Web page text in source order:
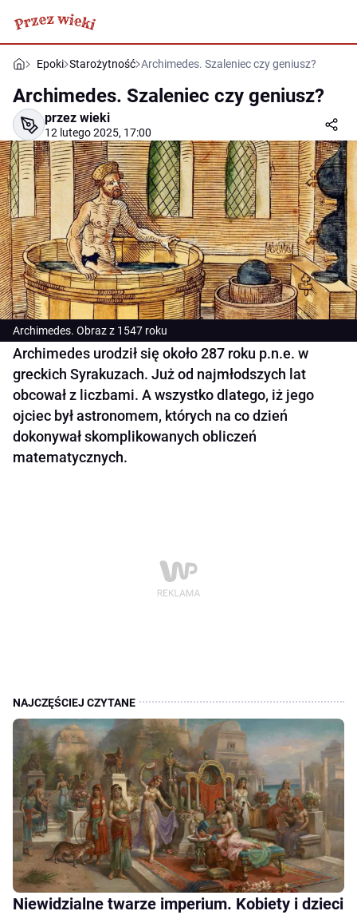
Epoki Starożytność Archimedes. Szaleniec czy geniusz?
Archimedes. Szaleniec czy geniusz?
przez wieki
12 lutego 2025, 17:00
Archimedes. Obraz z 1547 roku
Archimedes urodził się około 287 roku p.n.e. w
greckich Syrakuzach. Już od najmłodszych lat
obcował z liczbami. A wszystko dlatego, iż jego
ojciec był astronomem, których na co dzień
dokonywał skomplikowanych obliczeń
matematycznych.
Niewidzialne twarze imperium. Kobiety i dzieci